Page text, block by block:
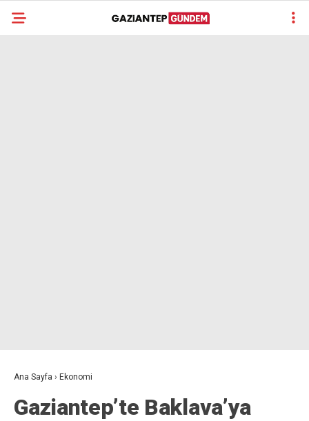
Ana Sayfa › Ekonomi
Gaziantep’te Baklava’ya